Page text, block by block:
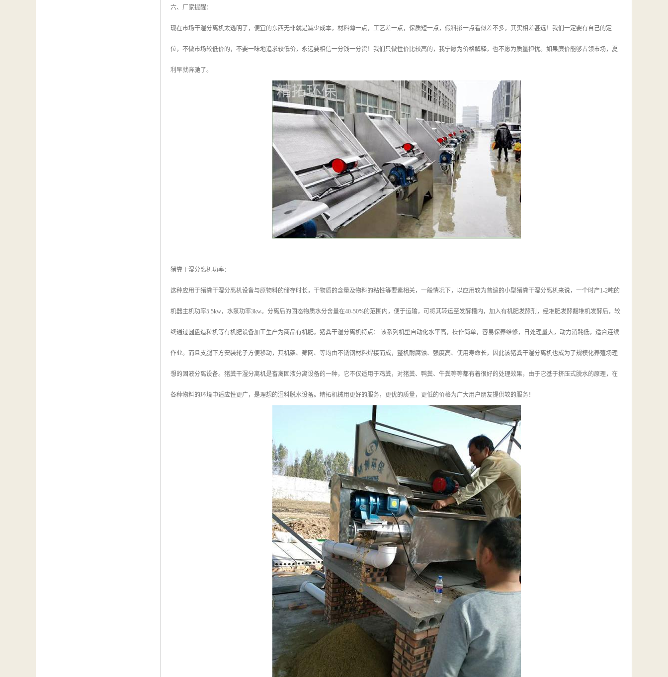
六、厂家提醒：
现在市场干湿分离机太透明了，便宜的东西无非就是减少成本，材料薄一点，工艺差一点，保质短一点，假料掺一点看似差不多，其实相差甚远！我们一定要有自己的定
位，不做市场较低价的，不要一味地追求较低价，永远要相信一分钱一分货！我们只做性价比较高的，我宁愿为价格解释，也不愿为质量担忧。如果廉价能够占领市场，夏
利早就奔驰了。
猪粪干湿分离机功率：
这种应用于猪粪干湿分离机设备与原物料的储存时长，干物质的含量及物料的粘性等要素相关，一般情况下，以应用较为普遍的小型猪粪干湿分离机来说，一个时产1-2吨的
机器主机功率5.5kw，水泵功率3kw。分离后的固态物质水分含量在40-50%的范围内，便于运输，可将其转运至发酵槽内，加入有机肥发酵剂，经堆肥发酵翻堆机发酵后，较
终通过圆盘造粒机等有机肥设备加工生产为商品有机肥。猪粪干湿分离机特点： 该系列机型自动化水平高，操作简单，容易保养维修，日处理量大，动力消耗低，适合连续
作业。而且支腿下方安装轮子方便移动，其机架、筛网、等均由不锈钢材料焊接而成，整机耐腐蚀、强度高、使用寿命长，因此该猪粪干湿分离机也成为了规模化养殖场理
想的固液分离设备。猪粪干湿分离机是畜禽固液分离设备的一种，它不仅适用于鸡粪，对猪粪、鸭粪、牛粪等等都有着很好的处理效果，由于它基于挤压式脱水的原理，在
各种物料的环境中适应性更广，是理想的湿料脱水设备。精拓机械用更好的服务，更优的质量，更低的价格为广大用户朋友提供较的服务！